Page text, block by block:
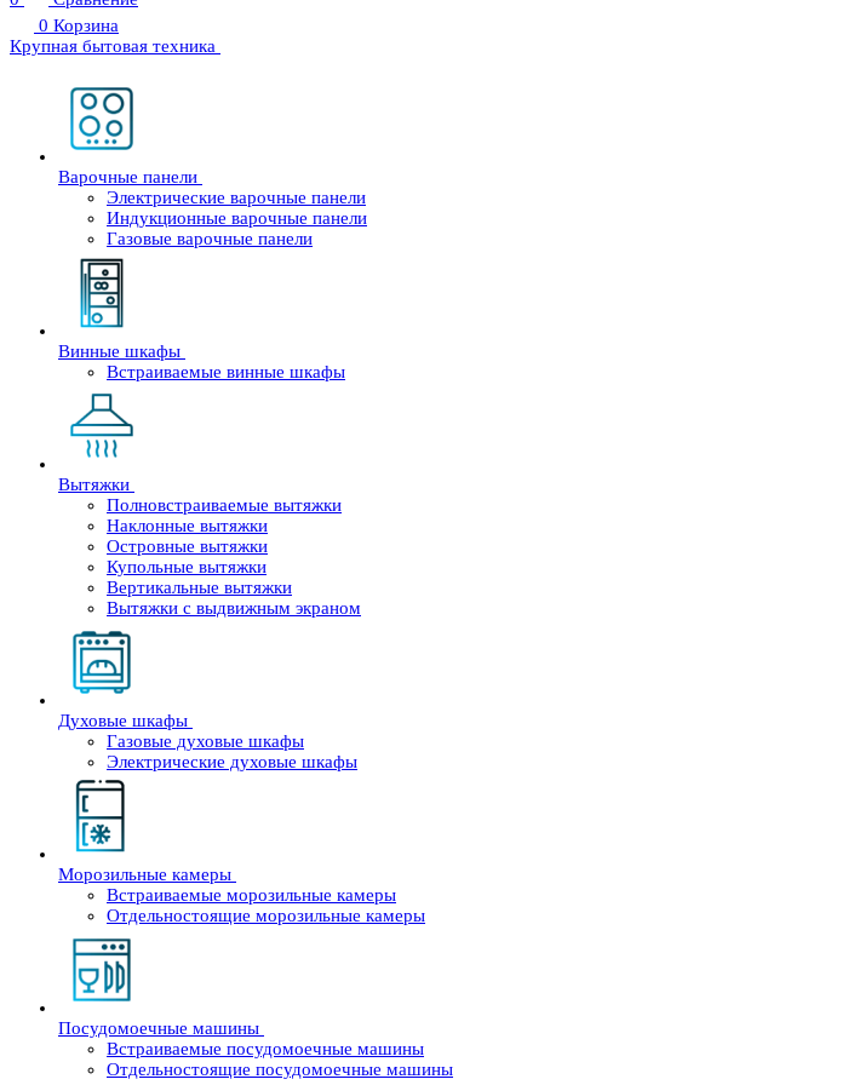
0 Корзина
Крупная бытовая техника
Варочные панели
Электрические варочные панели
Индукционные варочные панели
Газовые варочные панели
Винные шкафы
Встраиваемые винные шкафы
Вытяжки
Полновстраиваемые вытяжки
Наклонные вытяжки
Островные вытяжки
Купольные вытяжки
Вертикальные вытяжки
Вытяжки с выдвижным экраном
Духовые шкафы
Газовые духовые шкафы
Электрические духовые шкафы
Морозильные камеры
Встраиваемые морозильные камеры
Отдельностоящие морозильные камеры
Посудомоечные машины
Встраиваемые посудомоечные машины
Отдельностоящие посудомоечные машины